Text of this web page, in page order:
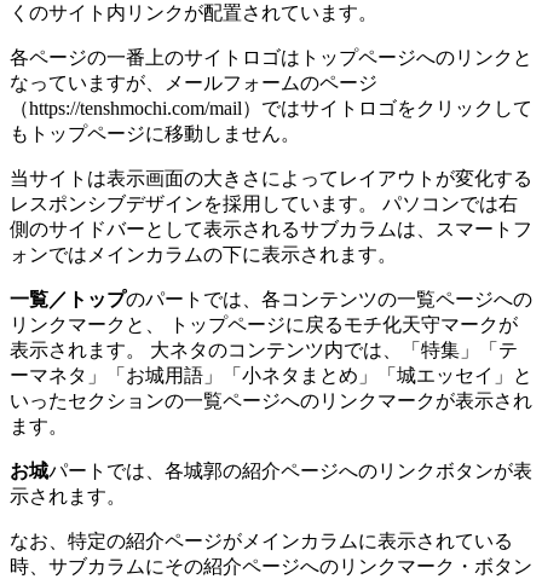
くのサイト内リンクが配置されています。
各ページの一番上のサイトロゴはトップページへのリンクと
なっていますが、メールフォームのページ
（https://tenshmochi.com/mail）ではサイトロゴをクリックして
もトップページに移動しません。
当サイトは表示画面の大きさによってレイアウトが変化する
レスポンシブデザインを採用しています。 パソコンでは右
側のサイドバーとして表示されるサブカラムは、スマートフ
ォンではメインカラムの下に表示されます。
一覧／トップのパートでは、各コンテンツの一覧ページへの
リンクマークと、 トップページに戻るモチ化天守マークが
表示されます。 大ネタのコンテンツ内では、「特集」「テ
ーマネタ」「お城用語」「小ネタまとめ」「城エッセイ」と
いったセクションの一覧ページへのリンクマークが表示され
ます。
お城パートでは、各城郭の紹介ページへのリンクボタンが表
示されます。
なお、特定の紹介ページがメインカラムに表示されている
時、サブカラムにその紹介ページへのリンクマーク・ボタン